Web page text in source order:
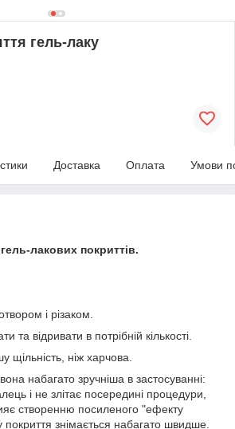
гель-лаку
Доставка Оплата Умови
лакових покриттів.
і різаком.
та відривати в потрібній кількості.
щільність, ніж харчова.
набагато зручніша в застосуванні:
і не злітає посередині процедури,
створенню посиленого "ефекту
знімається набагато швидше.